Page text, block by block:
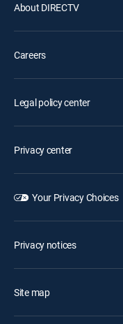
About DIRECTV
Careers
Legal policy center
Privacy center
Your Privacy Choices
Privacy notices
Site map